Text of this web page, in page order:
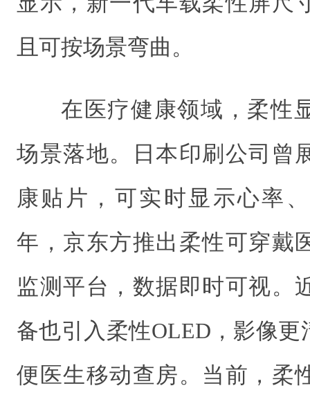
且可按场景弯曲。
在医疗健康领域，柔性
场景落地。日本印刷公司曾
康贴片，可实时显示心率
年，京东方推出柔性可穿戴
监测平台，数据即时可视。
备也引入柔性OLED，影像
便医生移动查房。当前，柔